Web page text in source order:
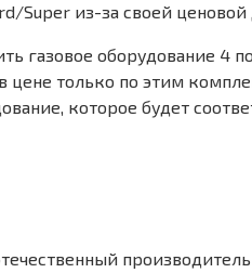
Super из-за своей
газовое оборудование 4
цене только по этим
которое будет
производитель